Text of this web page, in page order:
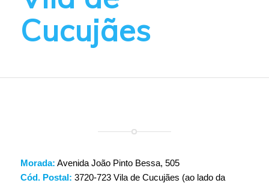
Cucujães
Morada: Avenida João Pinto Bessa, 505
Cód. Postal: 3720-723 Vila de Cucujães (ao lado da